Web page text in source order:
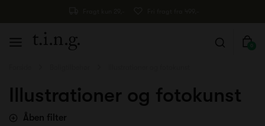
0
Illustrationer og fotokunst
Åben filter